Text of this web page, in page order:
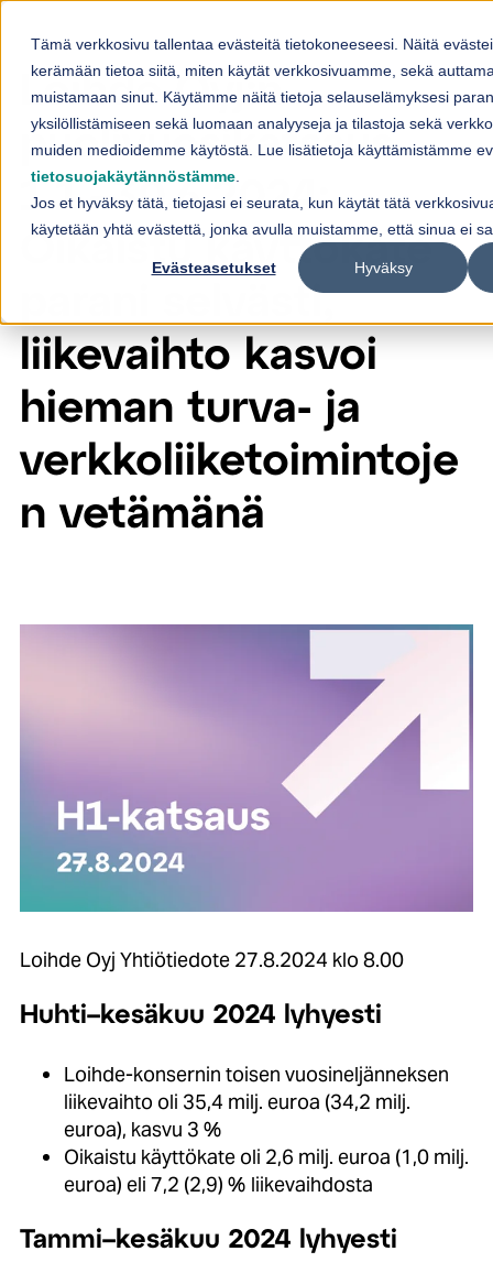
Tämä verkkosivu tallentaa evästeitä tietokoneeseesi. Näitä
kerämään tietoa siitä, miten käytät verkkosivuamme, sekä
muistamaan sinut. Käytämme näitä tietoja selauselämyksesi
yksilöllistämiseen sekä luomaan analyyseja ja tilastoja sekä
muiden medioidemme käytöstä. Lue lisätietoja käyttämistämme
tietosuojakäytännöstämme
Jos et hyväksy tätä, tietojasi ei seurata, kun käytät tätä
käytetään yhtä evästettä, jonka avulla muistamme, että sinua ei
Evästeasetukset Hyväksy
Loihde Oyj:n
puolivuosikatsaus
1.1.–30.6.2024:
Oikaistu käyttökate
parani selvästi,
liikevaihto kasvoi
hieman turva- ja
verkkoliiketoimintoje
n vetämänä
Loihde Oyj Yhtiötiedote 27.8.2024 klo 8.00
Huhti–kesäkuu 2024 lyhyesti
Loihde-konsernin toisen vuosineljänneksen
liikevaihto oli 35,4 milj. euroa (34,2 milj.
euroa), kasvu 3 %
Oikaistu käyttökate oli 2,6 milj. euroa (1,0 milj.
euroa) eli 7,2 (2,9) % liikevaihdosta
Tammi–kesäkuu 2024 lyhyesti